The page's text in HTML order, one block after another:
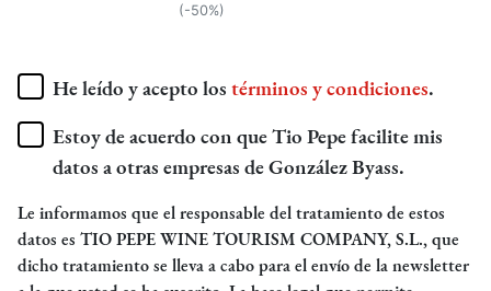
(-50%)
He leído y acepto los términos y condiciones.
Estoy de acuerdo con que Tio Pepe facilite mis
datos a otras empresas de González Byass.
Le informamos que el responsable del tratamiento de estos
datos es TIO PEPE WINE TOURISM COMPANY, S.L., que
dicho tratamiento se lleva a cabo para el envío de la newsletter